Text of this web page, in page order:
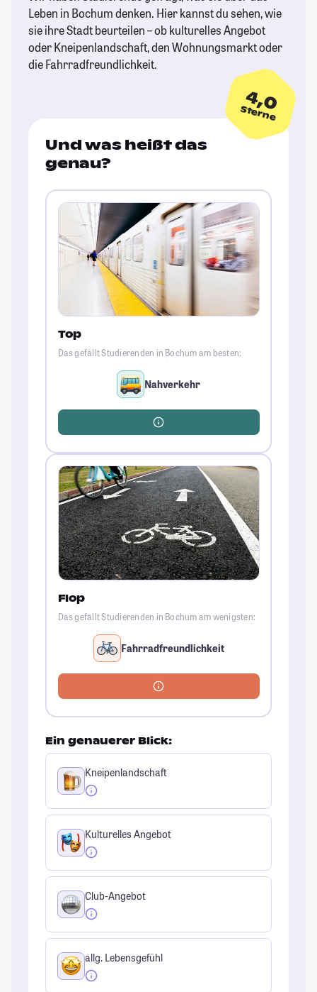
Leben in Bochum denken. Hier kannst du sehen, wie
sie ihre Stadt beurteilen – ob kulturelles Angebot
oder Kneipenlandschaft, den Wohnungsmarkt oder
die Fahrradfreundlichkeit.
4,0
Sterne
Und was heißt das
genau?
Top
Das gefällt Studierenden in Bochum am besten:
Nahverkehr
Flop
Das gefällt Studierenden in Bochum am wenigsten:
Fahrradfreundlichkeit
Ein genauerer Blick:
Kneipenlandschaft
Kulturelles Angebot
Club-Angebot
allg. Lebensgefühl